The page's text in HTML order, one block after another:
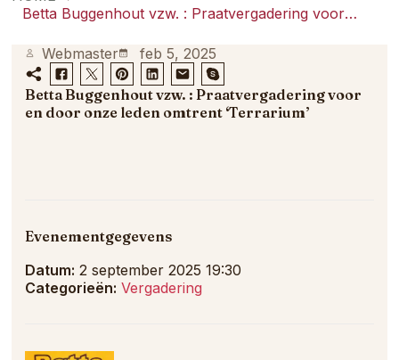
samenkomt.
Betta Buggenhout vzw. : Praatvergadering voor en door onze leden omtrent ‘Terrarium’
Webmaster feb 5, 2025
Betta Buggenhout vzw. : Praatvergadering voor
en door onze leden omtrent ‘Terrarium’
Evenementgegevens
Datum: 2 september 2025 19:30
Categorieën: Vergadering